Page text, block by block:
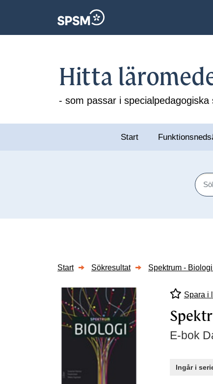
Hitta
- som passar i specialpedagogiska
Start
Sök
Start Sökresultat Spektrum -
Spara i
E-bok
Ingår i